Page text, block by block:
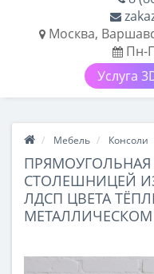
Москва,
Пн-
Услуга
Мебель Консоли
СТОЛЕШНИЦЕЙ
ЛДСП ЦВЕТА
МЕТАЛЛИЧЕСКОМ